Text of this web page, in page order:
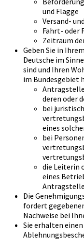
und Flagge
Versand-
Fahrt- oder
Zeitraum
Geben Sie in
Deutsche im
sind und Ihren
im Bundesgebiet
deren oder
bei
eines
bei
die Leiterin
eines
Die
fordert
Nachweise bei
Sie erhalten